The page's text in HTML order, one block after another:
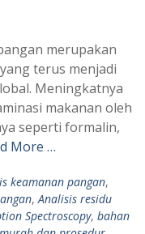
merupakan
terus menjadi
Meningkatnya
makanan oleh
seperti formalin,
More …
keamanan pangan,
, Analisis residu
Spectroscopy, bahan